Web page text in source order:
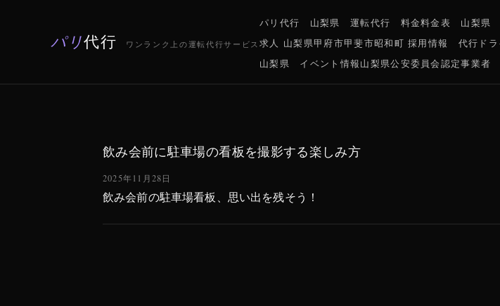
パリ代行 ワンランク上の運転代行サービス
パリ代行 山梨県 運転代行 料金料金表 山梨県
求人 山梨県甲府市甲斐市昭和町 採用情報 代行ドラ
山梨県 イベント情報 山梨県公安委員会認定事業者
飲み会前に駐車場の看板を撮影する楽しみ方
2025年11月28日
飲み会前の駐車場看板、思い出を残そう！